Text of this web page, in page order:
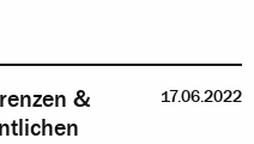
&
17.06.2022